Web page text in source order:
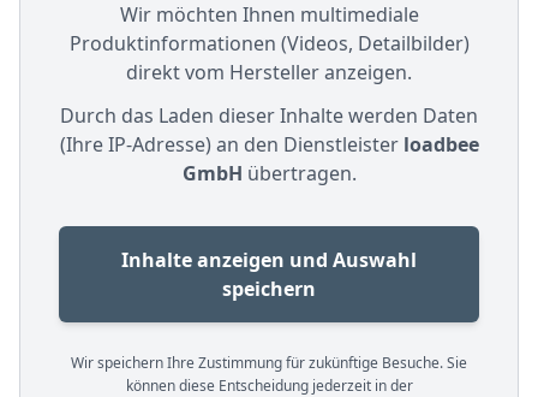
Wir möchten Ihnen multimediale
Produktinformationen (Videos, Detailbilder)
direkt vom Hersteller anzeigen.
Durch das Laden dieser Inhalte werden Daten
(Ihre IP-Adresse) an den Dienstleister loadbee
GmbH übertragen.
Inhalte anzeigen und Auswahl
speichern
Wir speichern Ihre Zustimmung für zukünftige Besuche. Sie
können diese Entscheidung jederzeit in der